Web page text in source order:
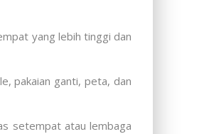
yang lebih tinggi dan
pakaian ganti, peta, dan
setempat atau lembaga